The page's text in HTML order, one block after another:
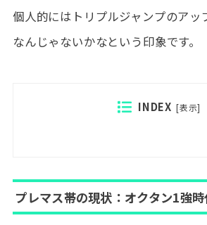
個人的にはトリプルジャンプのアッ
なんじゃないかなという印象です。
INDEX [表示]
プレマス帯の現状：オクタン1強